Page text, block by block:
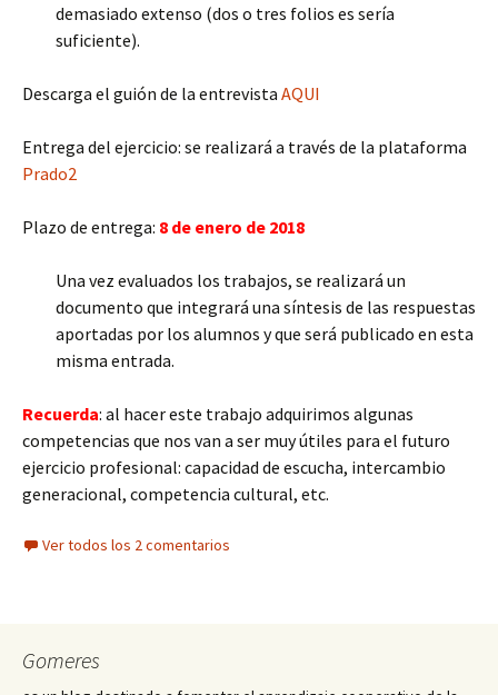
demasiado extenso (dos o tres folios es sería
suficiente).
Descarga el guión de la entrevista AQUI
Entrega del ejercicio: se realizará a través de la plataforma
Prado2
Plazo de entrega: 8 de enero de 2018
Una vez evaluados los trabajos, se realizará un
documento que integrará una síntesis de las respuestas
aportadas por los alumnos y que será publicado en esta
misma entrada.
Recuerda: al hacer este trabajo adquirimos algunas
competencias que nos van a ser muy útiles para el futuro
ejercicio profesional: capacidad de escucha, intercambio
generacional, competencia cultural, etc.
Ver todos los 2 comentarios
Gomeres